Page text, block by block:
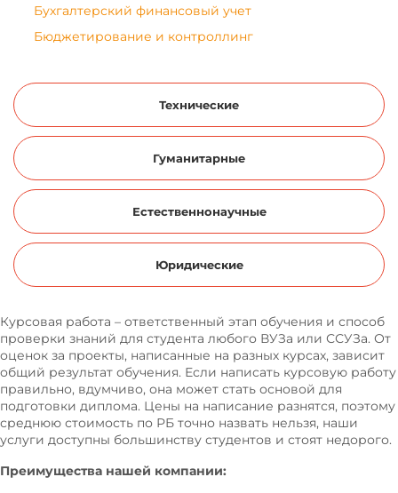
Бухгалтерский финансовый учет
Бюджетирование и контроллинг
Валютное регулирование и валютные рынки
Гостиничное дело
Государственная власть
Государственное и муниципальное управление
Государственное регулирование экономики
Государственный долг
Делопроизводство и документоведение
Денежное обращение
Денежно-кредитная политика
Деньги, кредит, банки
Технические
Гуманитарные
Естественнонаучные
Юридические
Курсовая работа – ответственный этап обучения и способ
проверки знаний для студента любого ВУЗа или ССУЗа. От
оценок за проекты, написанные на разных курсах, зависит
общий результат обучения. Если написать курсовую работу
правильно, вдумчиво, она может стать основой для
подготовки диплома. Цены на написание разнятся, поэтому
среднюю стоимость по РБ точно назвать нельзя, наши
услуги доступны большинству студентов и стоят недорого.
Преимущества нашей компании: